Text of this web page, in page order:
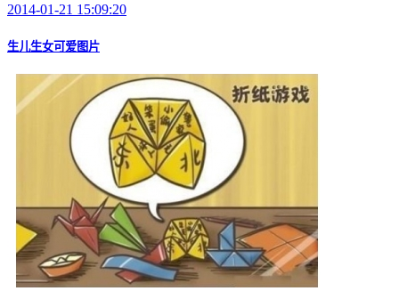
2014-01-21 15:09:20
生儿生女可爱图片